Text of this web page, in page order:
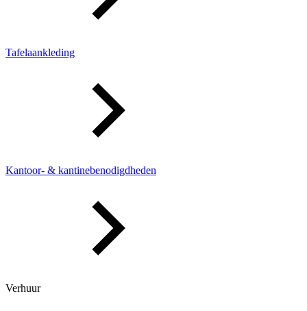
Tafelaankleding
Kantoor- & kantinebenodigdheden
Verhuur